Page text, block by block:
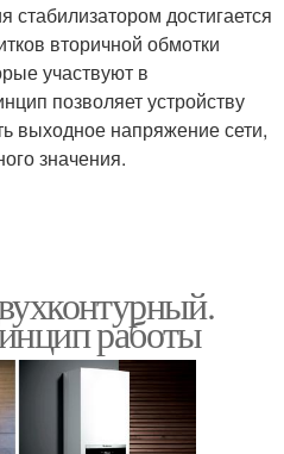
достигается
вторичной обмотки
участвуют в
позволяет устройству
выходное напряжение сети,
значения.
работы